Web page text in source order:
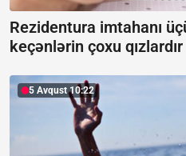
Rezidentura imtahanı
keçənlərin çoxu qızlardır
5 Avqust 10:22